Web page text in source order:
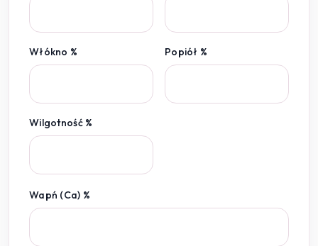
Włókno % Popiół %
Wilgotność %
Wapń (Ca) %